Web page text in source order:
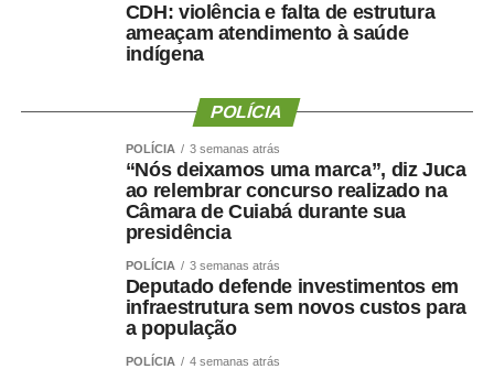
COMENTE ABAIXO:
WhatsApp
Facebook
Twitter
Messenger
LinkedIn
Share
CDH: violência e falta de estrutura
ameaçam atendimento à saúde
indígena
POLÍCIA
POLÍCIA 3 semanas atrás
“Nós deixamos uma marca”, diz Juca
ao relembrar concurso realizado na
Câmara de Cuiabá durante sua
presidência
POLÍCIA 3 semanas atrás
Deputado defende investimentos em
infraestrutura sem novos custos para
a população
POLÍCIA 4 semanas atrás